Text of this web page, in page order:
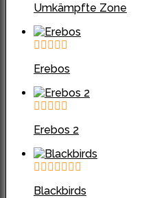
Umkämpfte Zone
Erebos
Erebos 2
Blackbirds